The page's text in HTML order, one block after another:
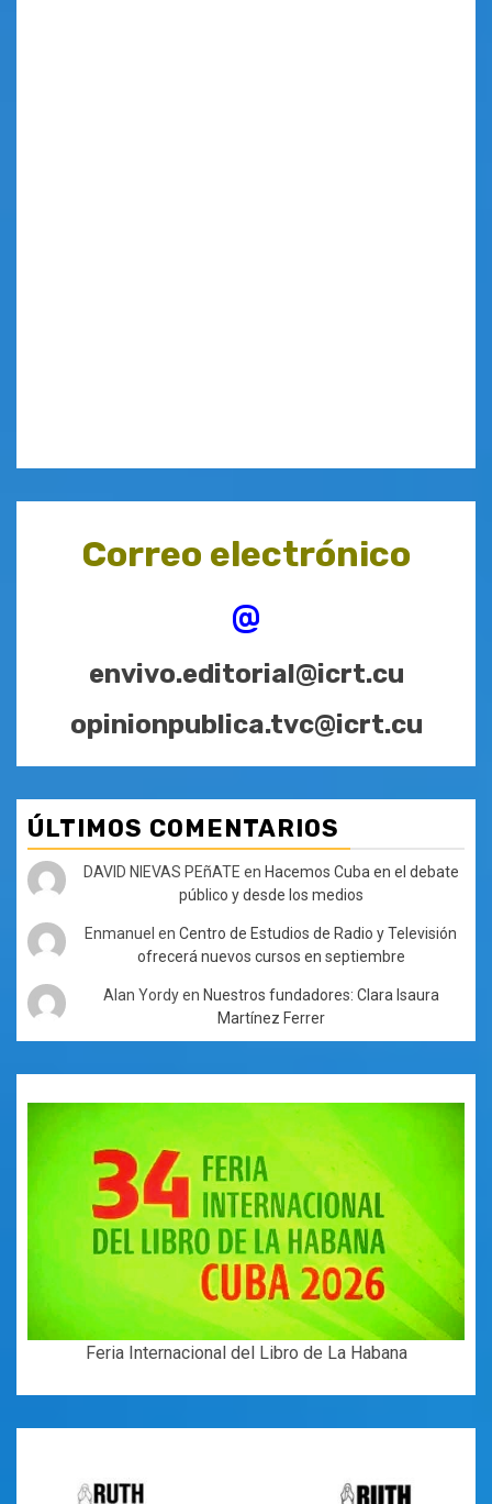
Correo electrónico
@
envivo.editorial@icrt.cu
opinionpublica.tvc@icrt.cu
ÚLTIMOS COMENTARIOS
DAVID NIEVAS PEñATE en Hacemos Cuba en el debate
público y desde los medios
Enmanuel enCentro de Estudios de Radio y Televisión
ofrecerá nuevos cursos en septiembre
Alan Yordyen Nuestros fundadores: Clara Isaura
Martínez Ferrer
Feria Internacional del Libro de La Habana